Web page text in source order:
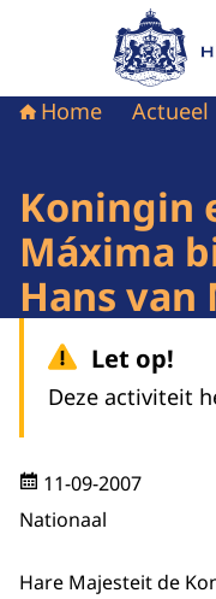
Naar de
Home Actueel
Koningin
Máxima
Hans van
Let op!
Deze activiteit
11-09-2007
Nationaal
Hare Majesteit de